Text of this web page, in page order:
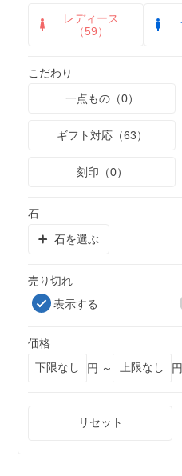
レディース
（59）
こだわり
一点もの（0）
ギフト対応（63）
刻印（0）
石
石を選ぶ
売り切れ
表示する
価格
円 ～
円
リセット